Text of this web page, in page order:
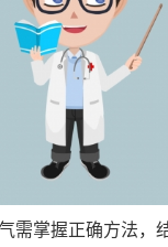
需掌握正确方法，